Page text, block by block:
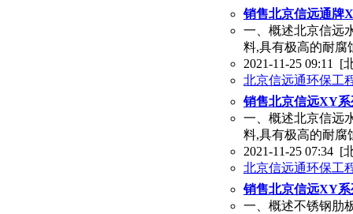
销售北京信远通牌
一、概述北京信远
料,具有极高的耐腐
2021-11-25 09:11 [
北京信远通环保工
销售北京信远XY
一、概述北京信远
料,具有极高的耐腐
2021-11-25 07:34 [
北京信远通环保工
销售北京信远XY
一、概述不锈钢肋